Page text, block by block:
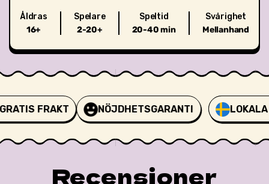
dejtkvällen!
✔️ 300 kort med frågor och utmaningar som
Åldras
16+
Spelare
2-20+
Speltid
20-40 min
Svårighet
Mellanhand
FRAKT NÖJDHETSGARANTI LOKALA
LOKALA
Recensioner